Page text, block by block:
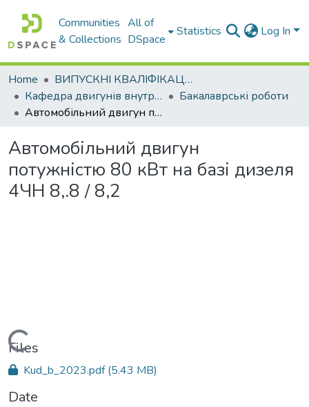
Communities
& Collections
All of
DSpace
Statistics Log In
Home
ВИПУСКНІ КВАЛІФІКАЦІЙНІ РОБОТИ
Кафедра двигунів внутрішнього згоряння
Бакалаврські роботи
Автомобільний двигун потужністю 80 кВт на базі дизеля 4ЧН 8,.8 / 8,2
Автомобільний двигун
потужністю 80 кВт на базі дизеля
4ЧН 8,.8 / 8,2
Loading...
Files
Kud_b_2023.pdf(5.43 MB)
Date